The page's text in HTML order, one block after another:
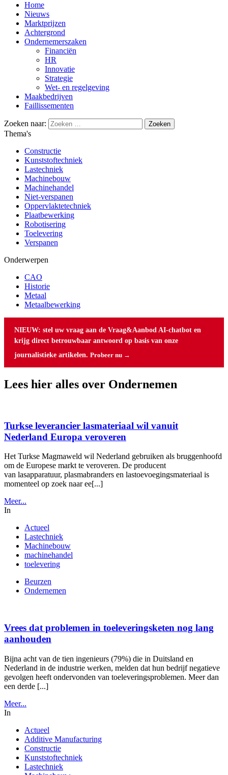
Home
Nieuws
Marktprijzen
Achtergrond
Ondernemerszaken
Financiën
HR
Innovatie
Strategie
Wet- en regelgeving
Maakbedrijven
Faillissementen
Zoeken naar:
Thema's
Constructie
Kunststoftechniek
Lastechniek
Machinebouw
Machinehandel
Niet-verspanen
Oppervlaktetechniek
Plaatbewerking
Robotisering
Toelevering
Verspanen
Onderwerpen
CAO
Historie
Metaal
Metaalbewerking
NIEUW: stel uw vraag aan de Vraag&Aanbod AI-chatbot en
krijg direct betrouwbaar antwoord op basis van onze
journalistieke artikelen. Probeer nu →
Lees hier alles over Ondernemen
Turkse leverancier lasmateriaal wil vanuit
Nederland Europa veroveren
Het Turkse Magmaweld wil Nederland gebruiken als bruggenhoofd
om de Europese markt te veroveren. De producent
van lasapparatuur, plasmabranders en lastoevoegingsmateriaal is
momenteel op zoek naar ee[...]
Meer...
In
Actueel
Lastechniek
Machinebouw
machinehandel
toelevering
Beurzen
Ondernemen
Vrees dat problemen in toeleveringsketen nog lang
aanhouden
Bijna acht van de tien ingenieurs (79%) die in Duitsland en
Nederland in de industrie werken, melden dat hun bedrijf negatieve
gevolgen heeft ondervonden van toeleveringsproblemen. Meer dan
een derde [...]
Meer...
In
Actueel
Additive Manufacturing
Constructie
Kunststoftechniek
Lastechniek